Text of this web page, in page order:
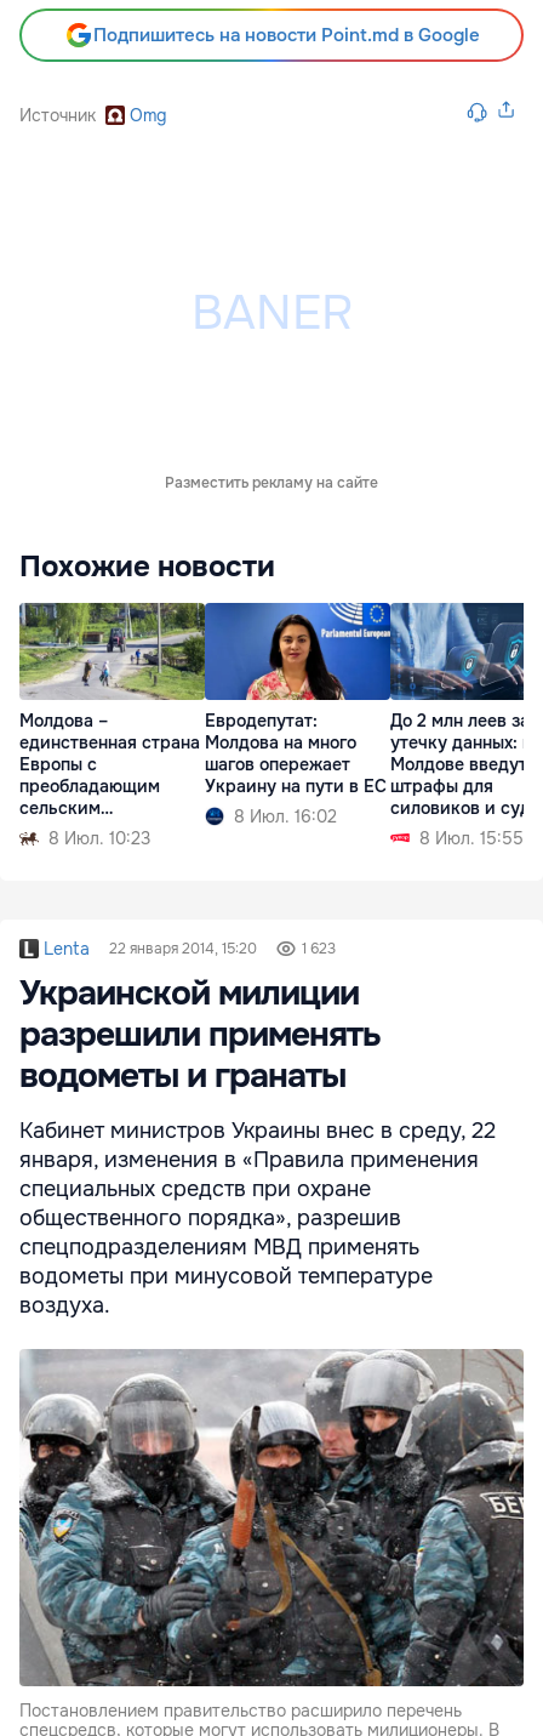
Подпишитесь на новости Point.md в Google
Источник Omg
Разместить рекламу на сайте
Похожие новости
Молдова –
единственная страна
Европы с
преобладающим
сельским
населением
8 Июл. 10:23
Евродепутат:
Молдова на много
шагов опережает
Украину на пути в ЕС
8 Июл. 16:02
До 2 млн леев за
утечку данных: в
Молдове введут
штрафы для
силовиков и
8 Июл. 15:55
Lenta 22 января 2014, 15:20 1 623
Украинской милиции
разрешили применять
водометы и гранаты
Кабинет министров Украины внес в среду, 22
января, изменения в «Правила применения
специальных средств при охране
общественного порядка», разрешив
спецподразделениям МВД применять
водометы при минусовой температуре
воздуха.
Постановлением правительство расширило перечень
спецсредсв, которые могут использовать милиционеры. В